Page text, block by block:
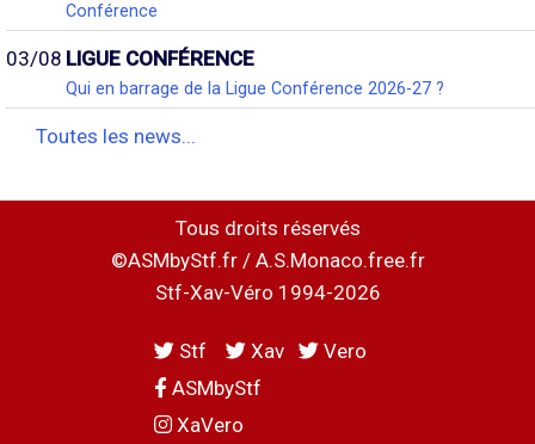
Conférence
03/08 LIGUE CONFÉRENCE
Qui en barrage de la Ligue Conférence 2026-27 ?
Toutes les news...
Tous droits réservés
©ASMbyStf.fr / A.S.Monaco.free.fr
Stf-Xav-Véro 1994-2026
Stf Xav
Vero
ASMbyStf
XaVero